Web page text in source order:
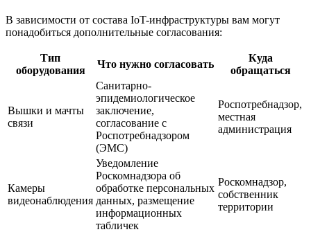
В зависимости от состава IoT-инфраструктуры вам могут
понадобиться дополнительные согласования:
Тип
оборудования
Что нужно согласовать
Куда
обращаться
Вышки и мачты
связи
Санитарно-
эпидемиологическое
заключение,
согласование с
Роспотребнадзором
(ЭМС)
Роспотребнадзор,
местная
администрация
Камеры
видеонаблюдения
Уведомление
Роскомнадзора об
обработке персональных
данных, размещение
информационных
табличек
Роскомнадзор,
собственник
территории